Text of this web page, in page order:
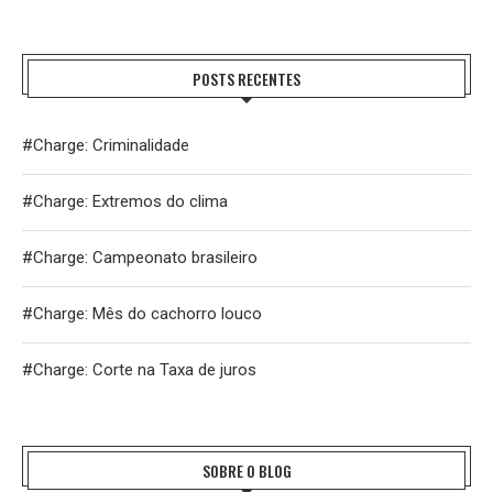
POSTS RECENTES
#Charge: Criminalidade
#Charge: Extremos do clima
#Charge: Campeonato brasileiro
#Charge: Mês do cachorro louco
#Charge: Corte na Taxa de juros
SOBRE O BLOG